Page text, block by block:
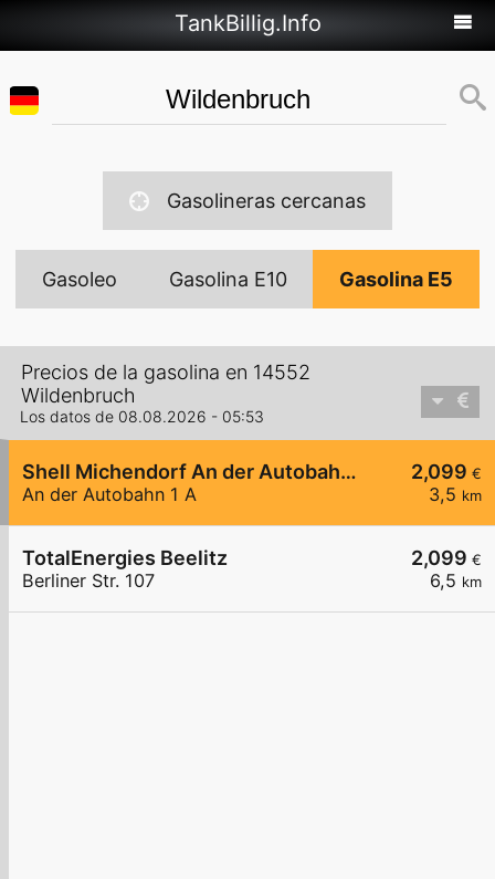
TankBillig.Info
Gasolineras cercanas
Gasoleo Gasolina E10 Gasolina E5
Precios de la gasolina en 14552
Wildenbruch
Los datos de 08.08.2026 - 05:53
2,099 €
3,5 km
Shell Michendorf An der Autobahn 1 A
An der Autobahn 1 A
2,099 €
6,5 km
TotalEnergies Beelitz
Berliner Str. 107